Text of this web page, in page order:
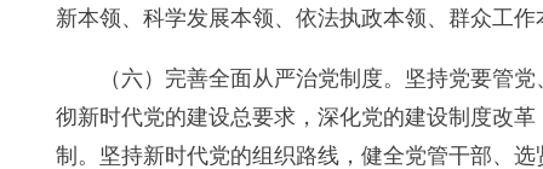
新本领、科学发展本领、依法执政本领、群众工
（六）完善全面从严治党制度。坚持党要管
彻新时代党的建设总要求，深化党的建设制度改
制。坚持新时代党的组织路线，健全党管干部、